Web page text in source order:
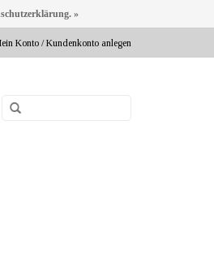
Konto / Kundenkonto anlegen
»